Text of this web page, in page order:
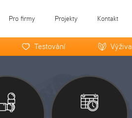
Pro firmy Projekty Kontakt
Testování Výživa